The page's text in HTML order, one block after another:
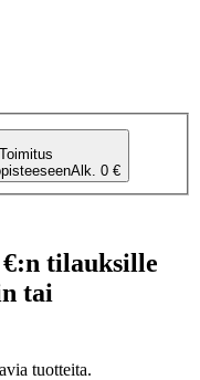
Toimitus
Alk. 0 €
tilauksille
tai
tuotteita.